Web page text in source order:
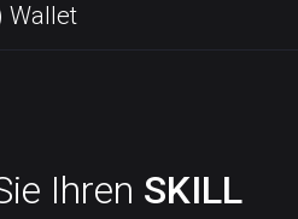
Wallet
Ihren SKILL